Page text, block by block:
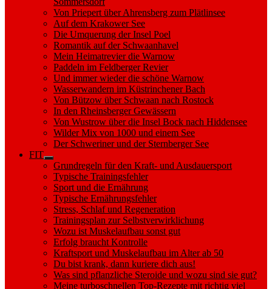
Von Priepert über Ahrensberg zum Plätlinsee
Auf dem Krakower See
Die Umquerung der Insel Poel
Romantik auf der Schwaanhavel
Mein Heimatrevier die Warnow
Paddeln im Feldberger Revier
Und immer wieder die schöne Warnow
Wasserwandern im Küstrinchener Bach
Von Bützow über Schwaan nach Rostock
In den Rheinsberger Gewässern
Von Wustrow über die Insel Bock nach Hiddensee
Wilder Mix von 1000 und einem See
Der Schweriner und der Sternberger See
FIT
Show
sub
menu
Grundregeln für den Kraft- und Ausdauersport
Typische Trainingsfehler
Sport und die Ernährung
Typische Ernährungsfehler
Stress, Schlaf und Regeneration
Trainingsplan zur Selbstverwirklichung
Wozu ist Muskelaufbau sonst gut
Erfolg braucht Kontrolle
Kraftsport und Muskelaufbau im Alter ab 50
Du bist krank, dann kuriere dich aus!
Was sind pflanzliche Steroide und wozu sind sie gut?
Meine turboschnellen Top-Rezepte mit richtig viel